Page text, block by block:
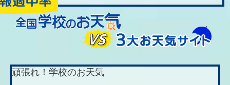
頑張れ！学校のお天気